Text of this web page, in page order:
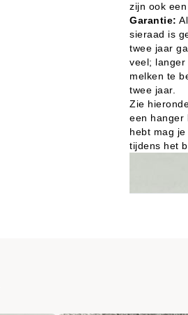
zijn ook
Garantie:
sieraad is
twee jaar
veel; langer
melken te
twee jaar.
Zie
een hanger
hebt mag
tijdens het